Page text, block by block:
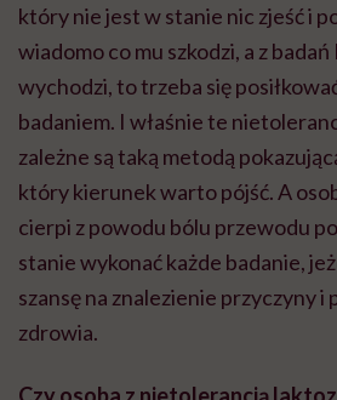
który nie jest w stanie nic zjeść i
wiadomo co mu szkodzi, a z badań
wychodzi, to trzeba się
badaniem. I właśnie te
zależne są taką metodą
który kierunek warto pójść. A
cierpi z powodu bólu przewodu
stanie wykonać każde badanie,
szansę na znalezienie przyczyny i
zdrowia.